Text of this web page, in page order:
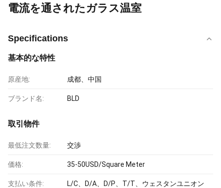
電流を通されたガラス温室
Specifications
基本的な特性
原産地: 成都、中国
ブランド名: BLD
取引物件
最低注文数量: 交渉
価格: 35-50USD/Square Meter
支払い条件: L/C、D/A、D/P、T/T、ウェスタンユニオン